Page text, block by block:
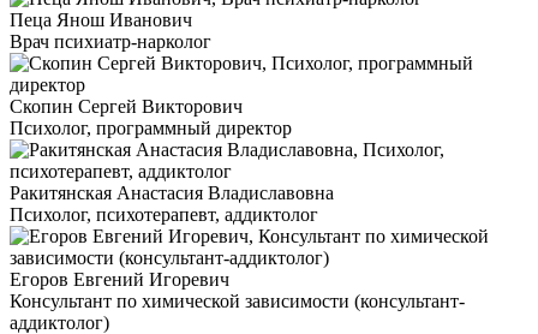
Пеца Янош Иванович
Врач психиатр-нарколог
Скопин Сергей Викторович
Психолог, программный директор
Ракитянская Анастасия Владиславовна
Психолог, психотерапевт, аддиктолог
Егоров Евгений Игоревич
Консультант по химической зависимости (консультант-
аддиктолог)